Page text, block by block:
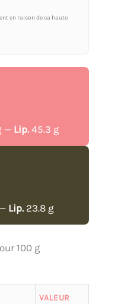
en raison de sa haute
— Lip. 45.3 g
Lip. 23.8 g
100 g
VALEUR